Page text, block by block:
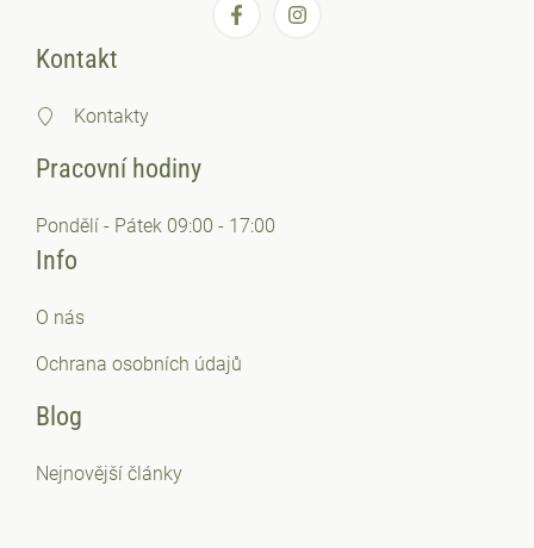
Kontakt
Kontakty
Pracovní hodiny
Pondělí - Pátek 09:00 - 17:00
Info
O nás
Ochrana osobních údajů
Blog
Nejnovější články